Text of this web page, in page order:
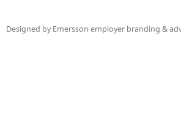
Designed byEmersson employer branding &